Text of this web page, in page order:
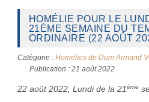
HOMÉLIE POUR LE
21ÈME SEMAINE DU
ORDINAIRE (22 AOÛT
Catégorie : Homélies de Dom Armand
Publication : 21 août 2022
22 août 2022, Lundi de la 21ème